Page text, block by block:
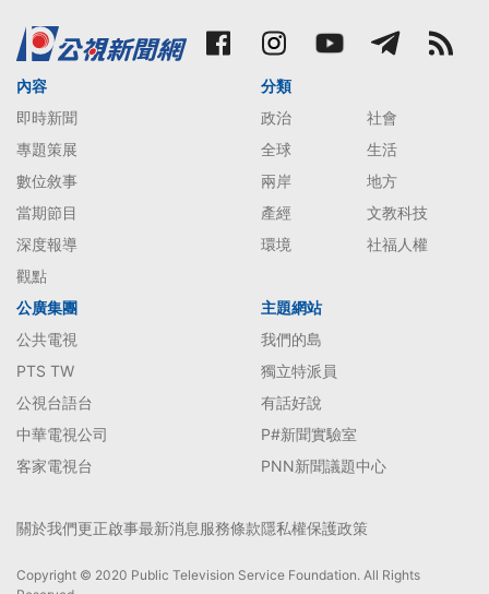
內容
即時新聞
專題策展
數位敘事
當期節目
深度報導
觀點
分類
政治
社會
全球
生活
兩岸
地方
產經
文教科技
環境
社福人權
公廣集團
公共電視
PTS TW
公視台語台
中華電視公司
客家電視台
主題網站
我們的島
獨立特派員
有話好說
P#新聞實驗室
PNN新聞議題中心
關於我們更正啟事最新消息服務條款隱私權保護政策
Copyright © 2020 Public Television Service Foundation. All Rights